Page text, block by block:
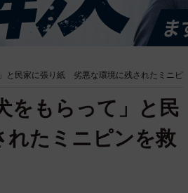
と民家に張り紙 劣悪な環境に残されたミニピ
をもらって」と民
たミニピンを救